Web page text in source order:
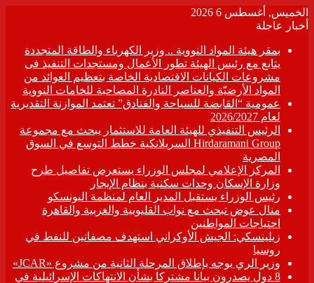
الخميس, أغسطس 6 2026
أخبار عاجلة
بمقر هيئة المواد النووية .. وزير الكهرباء والطاقة المتجددة
يتابع مع رئيس الهيئة تطور الأعمال ومستجدات التنفيذ فى
مشروعات الكيانات الاقتصادية الخاصة بتعظيم العوائد من
المواد الأرضيّة والعناصر النادرة المصاحبة للخامات النووية
عمومية “القابضة للسياحة والفنادق” تعتمد الموازنة التقديرية
لعام 2026/2027
الرئيس التنفيذي للهيئة العامة للاستثمار يبحث مع مجموعة
Hirdaramani Group السريلانكية خطط التوسع في السوق
المصرية
المركز الإعلامي لمجلس الوزراء يستعرض تفاصيل طرح
وزارة الإسكان وحدات سكنية بنظام الإيجار
رئيس الوزراء يستقبل المدير العام لمنظمة اليونسكو
منال عوض تبحث مع نواب القليوبية والغربية والقاهرة
احتياجات المواطنين
زيلينسكي: الجيش الأوكراني استهدف مصفاتين للنفط في
روسيا
وزير الري يوجه بإطلاق المرحلة الثانية من مشروع «JCAR»
8 دول يصدرون بيانا مشتركا بشأن الانتهاكات الإسرائيلية في